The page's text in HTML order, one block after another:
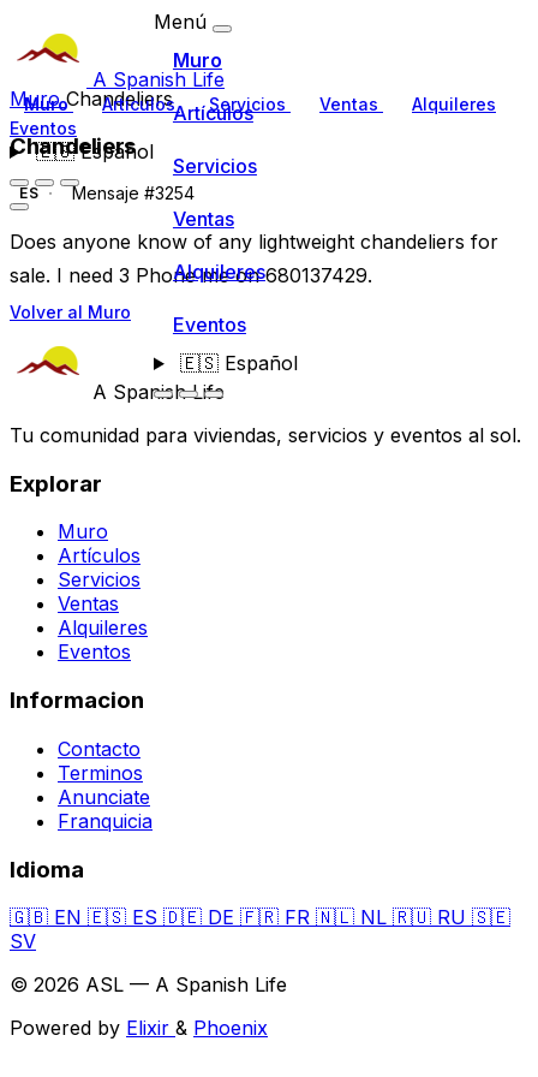
A Spanish Life
Muro Artículos Servicios Ventas
Alquileres
Eventos
🇪🇸Español
Menú
Muro
Artículos
Servicios
Ventas
Alquileres
Eventos
🇪🇸Español
MuroChandeliers
Chandeliers
ES Mensaje #3254
Does anyone know of any lightweight chandeliers for
sale. I need 3 Phone me on 680137429.
Volver al Muro
A Spanish Life
Tu comunidad para viviendas, servicios y eventos al sol.
Explorar
Muro
Artículos
Servicios
Ventas
Alquileres
Eventos
Informacion
Contacto
Terminos
Anunciate
Franquicia
Idioma
🇬🇧 EN 🇪🇸 ES 🇩🇪 DE 🇫🇷 FR 🇳🇱 NL 🇷🇺 RU 🇸🇪
SV
© 2026 ASL — A Spanish Life
Powered by Elixir & Phoenix